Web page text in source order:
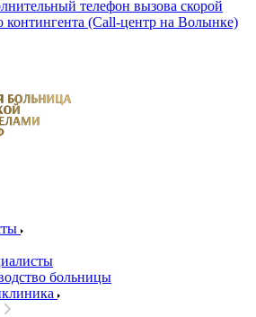
телефон вызова скорой
(Call-центр на Волынке)
больницы